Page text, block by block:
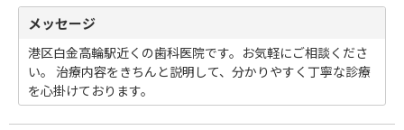
メッセージ
港区白金高輪駅近くの歯科医院です。お気軽にご相談くださ
い。 治療内容をきちんと説明して、分かりやすく丁寧な診療
を心掛けております。